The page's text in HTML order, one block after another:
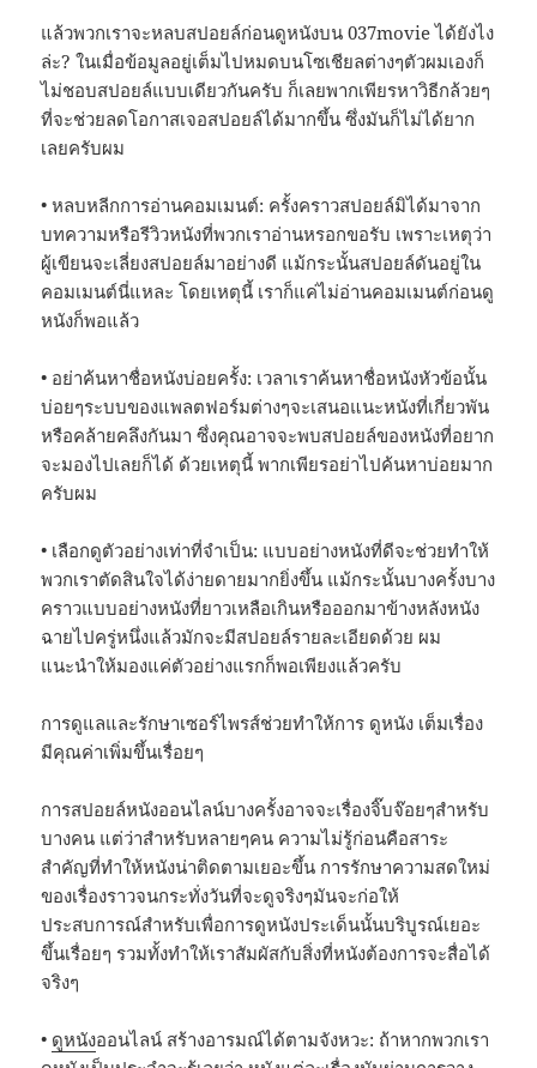
แล้วพวกเราจะหลบสปอยล์ก่อนดูหนังบน 037movie ได้ยังไง
ล่ะ? ในเมื่อข้อมูลอยู่เต็มไปหมดบนโซเชียลต่างๆตัวผมเองก็
ไม่ชอบสปอยล์แบบเดียวกันครับ ก็เลยพากเพียรหาวิธีกล้วยๆ
ที่จะช่วยลดโอกาสเจอสปอยล์ได้มากขึ้น ซึ่งมันก็ไม่ได้ยาก
เลยครับผม
• หลบหลีกการอ่านคอมเมนต์: ครั้งคราวสปอยล์มิได้มาจาก
บทความหรือรีวิวหนังที่พวกเราอ่านหรอกขอรับ เพราะเหตุว่า
ผู้เขียนจะเลี่ยงสปอยล์มาอย่างดี แม้กระนั้นสปอยล์ดันอยู่ใน
คอมเมนต์นี่แหละ โดยเหตุนี้ เราก็แค่ไม่อ่านคอมเมนต์ก่อนดู
หนังก็พอแล้ว
• อย่าค้นหาชื่อหนังบ่อยครั้ง: เวลาเราค้นหาชื่อหนังหัวข้อนั้น
บ่อยๆระบบของแพลตฟอร์มต่างๆจะเสนอแนะหนังที่เกี่ยวพัน
หรือคล้ายคลึงกันมา ซึ่งคุณอาจจะพบสปอยล์ของหนังที่อยาก
จะมองไปเลยก็ได้ ด้วยเหตุนี้ พากเพียรอย่าไปค้นหาบ่อยมาก
ครับผม
• เลือกดูตัวอย่างเท่าที่จำเป็น: แบบอย่างหนังที่ดีจะช่วยทำให้
พวกเราตัดสินใจได้ง่ายดายมากยิ่งขึ้น แม้กระนั้นบางครั้งบาง
คราวแบบอย่างหนังที่ยาวเหลือเกินหรือออกมาข้างหลังหนัง
ฉายไปครู่หนึ่งแล้วมักจะมีสปอยล์รายละเอียดด้วย ผม
แนะนำให้มองแค่ตัวอย่างแรกก็พอเพียงแล้วครับ
การดูแลและรักษาเซอร์ไพรส์ช่วยทำให้การ ดูหนัง เต็มเรื่อง
มีคุณค่าเพิ่มขึ้นเรื่อยๆ
การสปอยล์หนังออนไลน์บางครั้งอาจจะเรื่องจิ๊บจ๊อยๆสำหรับ
บางคน แต่ว่าสำหรับหลายๆคน ความไม่รู้ก่อนคือสาระ
สำคัญที่ทำให้หนังน่าติดตามเยอะขึ้น การรักษาความสดใหม่
ของเรื่องราวจนกระทั่งวันที่จะดูจริงๆมันจะก่อให้
ประสบการณ์สำหรับเพื่อการดูหนังประเด็นนั้นบริบูรณ์เยอะ
ขึ้นเรื่อยๆ รวมทั้งทำให้เราสัมผัสกับสิ่งที่หนังต้องการจะสื่อได้
จริงๆ
• ดูหนังออนไลน์ สร้างอารมณ์ได้ตามจังหวะ: ถ้าหากพวกเรา